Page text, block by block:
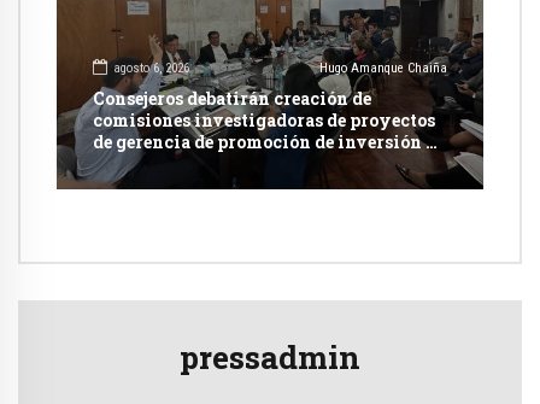
agosto 6, 2026 Hugo Amanque Chaiña
Consejeros debatirán creación de
comisiones investigadoras de proyectos
de gerencia de promoción de inversión y
carretera en Caylloma
pressadmin